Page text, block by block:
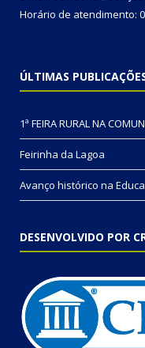
Horário de atendimento:
ÚLTIMAS
1ª FEIRA RURAL NA
Feirinha da Lagoa
Avanço histórico na
DESENVOLVIDO POR